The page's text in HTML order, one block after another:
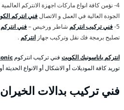
4- نؤمن كافة انواع ماركات اجهزة الانتركم
الجودة العالية في العمل و الاتصالفني انتركم
5- فني تركيب انتركم شاطر ورخيص –فني انتركم
تصليح برمجة فك نقل وتركيب جهاز انتركم .
انتركم باناسونيك الكويت فني تركيب انتركوم
توريد كافة الموديلات أو الاشكال أو الانواع
فني تركيب بدالات الخيران